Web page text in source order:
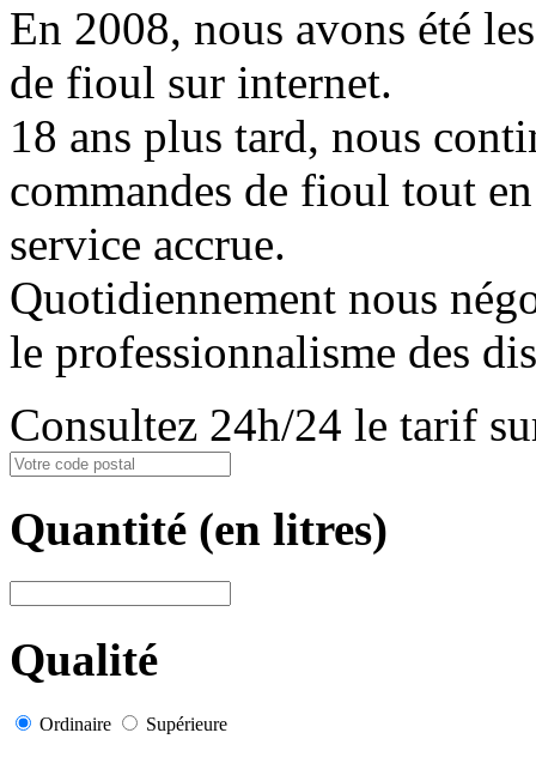
En 2008, nous avons été
de fioul sur internet.
18 ans plus tard, nous
commandes de fioul tout
service accrue.
Quotidiennement nous
le professionnalisme des
Consultez 24h/24 le tarif
Quantité (en litres)
Qualité
Ordinaire Supérieure